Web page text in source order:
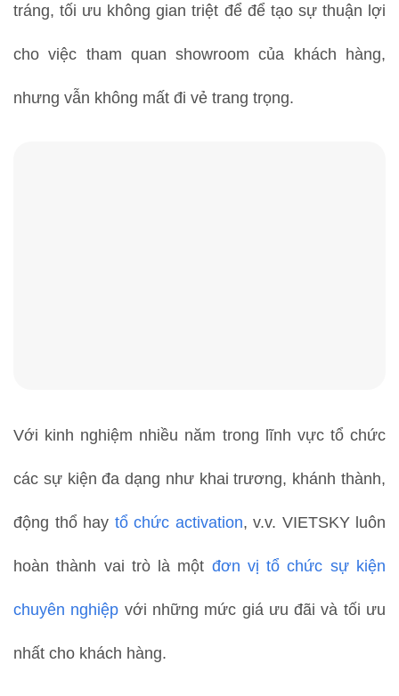
tráng, tối ưu không gian triệt để để tạo sự thuận lợi
cho việc tham quan showroom của khách hàng,
nhưng vẫn không mất đi vẻ trang trọng.
Với kinh nghiệm nhiều năm trong lĩnh vực tổ chức
các sự kiện đa dạng như khai trương, khánh thành,
động thổ hay tổ chức activation, v.v. VIETSKY luôn
hoàn thành vai trò là một đơn vị tổ chức sự kiện
chuyên nghiệp với những mức giá ưu đãi và tối ưu
nhất cho khách hàng.